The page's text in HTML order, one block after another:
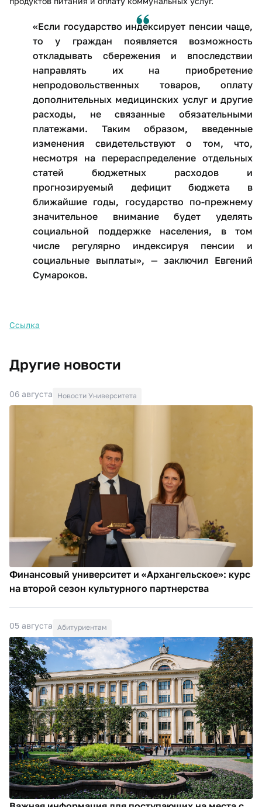
«Если государство индексирует пенсии чаще,
то у граждан появляется возможность
откладывать сбережения и впоследствии
направлять их на приобретение
непродовольственных товаров, оплату
дополнительных медицинских услуг и другие
расходы, не связанные обязательными
платежами. Таким образом, введенные
изменения свидетельствуют о том, что,
несмотря на перераспределение отдельных
статей бюджетных расходов и
прогнозируемый дефицит бюджета в
ближайшие годы, государство по-прежнему
значительное внимание будет уделять
социальной поддержке населения, в том
числе регулярно индексируя пенсии и
социальные выплаты», — заключил Евгений
Сумароков.
Ссылка​
Другие новости
06 августа Новости Университета
Финансовый университет и «Архангельское»: курс
на второй сезон культурного партнерства
05 августа Абитуриентам